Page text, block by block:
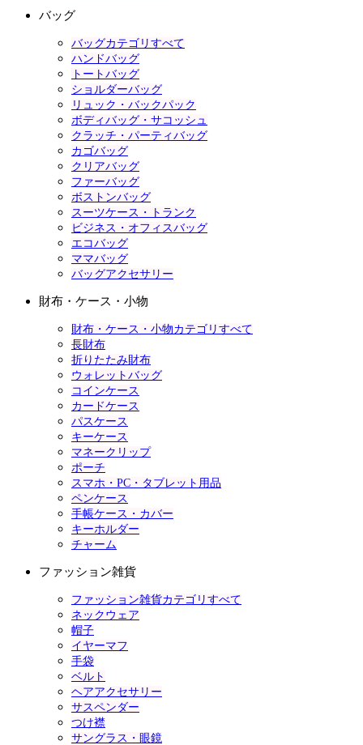
バッグ
バッグカテゴリすべて
ハンドバッグ
トートバッグ
ショルダーバッグ
リュック・バックパック
ボディバッグ・サコッシュ
クラッチ・パーティバッグ
カゴバッグ
クリアバッグ
ファーバッグ
ボストンバッグ
スーツケース・トランク
ビジネス・オフィスバッグ
エコバッグ
ママバッグ
バッグアクセサリー
財布・ケース・小物
財布・ケース・小物カテゴリすべて
長財布
折りたたみ財布
ウォレットバッグ
コインケース
カードケース
パスケース
キーケース
マネークリップ
ポーチ
スマホ・PC・タブレット用品
ペンケース
手帳ケース・カバー
キーホルダー
チャーム
ファッション雑貨
ファッション雑貨カテゴリすべて
ネックウェア
帽子
イヤーマフ
手袋
ベルト
ヘアアクセサリー
サスペンダー
つけ襟
サングラス・眼鏡